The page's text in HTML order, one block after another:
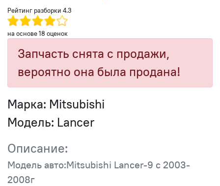
Рейтинг разборки 4.3
на основе18 оценок
Запчасть снята с продажи,
вероятно она была продана!
Марка: Mitsubishi
Модель: Lancer
Описание:
Модель авто:Mitsubishi Lancer-9 с 2003-
2008г